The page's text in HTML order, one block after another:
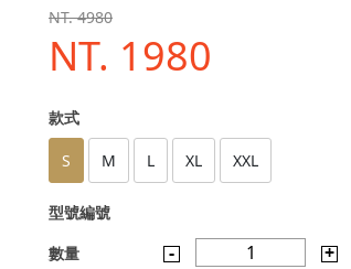
NT. 4980
NT. 1980
款式
S M L XL XXL
型號編號
數量
- 1 +